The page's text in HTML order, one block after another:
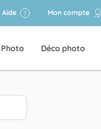
Aide Mon compte
Photo Déco photo